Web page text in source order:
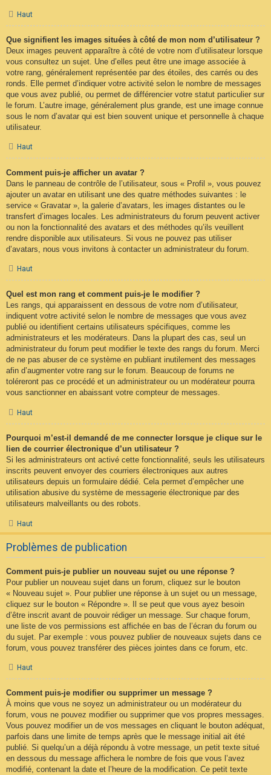
Haut
Que signifient les images situées à côté de mon nom d’utilisateur ?
Deux images peuvent apparaître à côté de votre nom d’utilisateur lorsque
vous consultez un sujet. Une d’elles peut être une image associée à
votre rang, généralement représentée par des étoiles, des carrés ou des
ronds. Elle permet d’indiquer votre activité selon le nombre de messages
que vous avez publié, ou permet de différencier votre statut particulier sur
le forum. L’autre image, généralement plus grande, est une image connue
sous le nom d’avatar qui est bien souvent unique et personnelle à chaque
utilisateur.
Haut
Comment puis-je afficher un avatar ?
Dans le panneau de contrôle de l’utilisateur, sous « Profil », vous pouvez
ajouter un avatar en utilisant une des quatre méthodes suivantes : le
service « Gravatar », la galerie d’avatars, les images distantes ou le
transfert d’images locales. Les administrateurs du forum peuvent activer
ou non la fonctionnalité des avatars et des méthodes qu’ils veuillent
rendre disponible aux utilisateurs. Si vous ne pouvez pas utiliser
d’avatars, nous vous invitons à contacter un administrateur du forum.
Haut
Quel est mon rang et comment puis-je le modifier ?
Les rangs, qui apparaissent en dessous de votre nom d’utilisateur,
indiquent votre activité selon le nombre de messages que vous avez
publié ou identifient certains utilisateurs spécifiques, comme les
administrateurs et les modérateurs. Dans la plupart des cas, seul un
administrateur du forum peut modifier le texte des rangs du forum. Merci
de ne pas abuser de ce système en publiant inutilement des messages
afin d’augmenter votre rang sur le forum. Beaucoup de forums ne
toléreront pas ce procédé et un administrateur ou un modérateur pourra
vous sanctionner en abaissant votre compteur de messages.
Haut
Pourquoi m’est-il demandé de me connecter lorsque je clique sur le
lien de courrier électronique d’un utilisateur ?
Si les administrateurs ont activé cette fonctionnalité, seuls les utilisateurs
inscrits peuvent envoyer des courriers électroniques aux autres
utilisateurs depuis un formulaire dédié. Cela permet d’empêcher une
utilisation abusive du système de messagerie électronique par des
utilisateurs malveillants ou des robots.
Haut
Problèmes de publication
Comment puis-je publier un nouveau sujet ou une réponse ?
Pour publier un nouveau sujet dans un forum, cliquez sur le bouton
« Nouveau sujet ». Pour publier une réponse à un sujet ou un message,
cliquez sur le bouton « Répondre ». Il se peut que vous ayez besoin
d’être inscrit avant de pouvoir rédiger un message. Sur chaque forum,
une liste de vos permissions est affichée en bas de l’écran du forum ou
du sujet. Par exemple : vous pouvez publier de nouveaux sujets dans ce
forum, vous pouvez transférer des pièces jointes dans ce forum, etc.
Haut
Comment puis-je modifier ou supprimer un message ?
À moins que vous ne soyez un administrateur ou un modérateur du
forum, vous ne pouvez modifier ou supprimer que vos propres messages.
Vous pouvez modifier un de vos messages en cliquant le bouton adéquat,
parfois dans une limite de temps après que le message initial ait été
publié. Si quelqu’un a déjà répondu à votre message, un petit texte situé
en dessous du message affichera le nombre de fois que vous l’avez
modifié, contenant la date et l’heure de la modification. Ce petit texte